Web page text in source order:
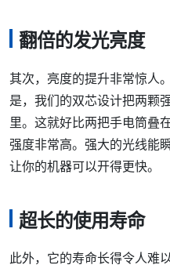
翻倍的发光亮度
其次，亮度的提升非常惊人
是，我们的双芯设计把两颗
里。这就好比两把手电筒叠
强度非常高。强大的光线能
让你的机器可以开得更快。
超长的使用寿命
此外，它的寿命长得令人难